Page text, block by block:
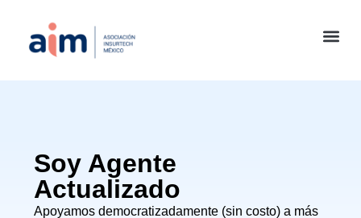
Soy Agente
Actualizado
Apoyamos democratizadamente (sin costo) a más